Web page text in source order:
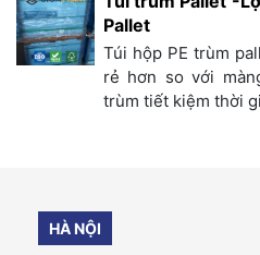
Pallet
Túi hộp PE trùm
rẻ hơn so với
trùm tiết kiệm thời
HÀ NỘI